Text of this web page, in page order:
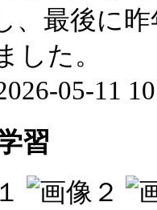
、最後に
した。
05-11
習